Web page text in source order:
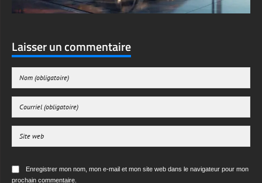
Laisser un commentaire